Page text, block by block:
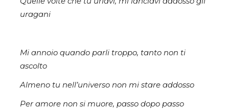
uragani
Mi annoio quando parli troppo, tanto non ti
ascolto
Almeno tu nell’universo non mi stare addosso
Per amore non si muore, passo dopo passo